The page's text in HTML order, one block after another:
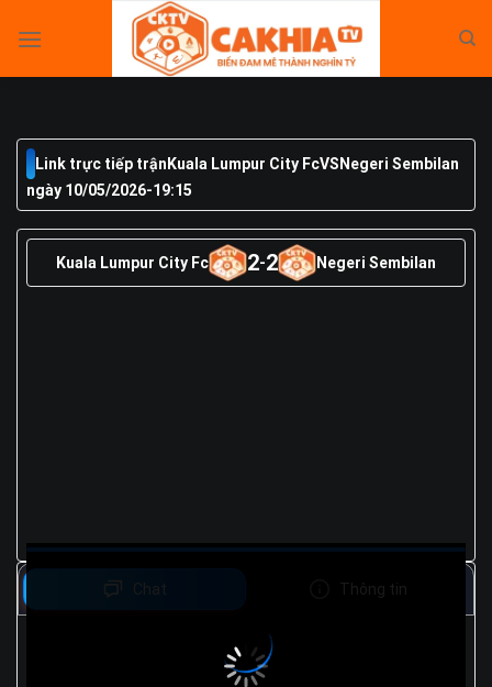
Link trực tiếp trận Kuala Lumpur City FcVS Negeri Sembilan
ngày 10/05/2026-19:15
Kuala Lumpur City Fc 2-2 Negeri Sembilan
Chat Thông tin